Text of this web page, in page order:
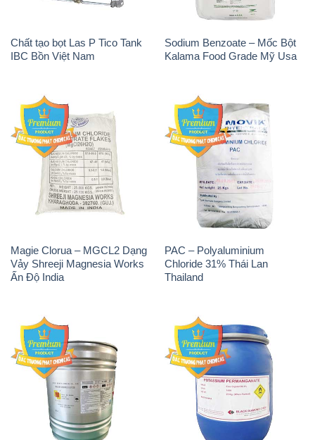
Chất tạo bọt Las P Tico Tank
IBC Bồn Việt Nam
Sodium Benzoate – Mốc Bột
Kalama Food Grade Mỹ Usa
Magie Clorua – MGCL2 Dạng
Vảy Shreeji Magnesia Works
Ấn Độ India
PAC – Polyaluminium
Chloride 31% Thái Lan
Thailand